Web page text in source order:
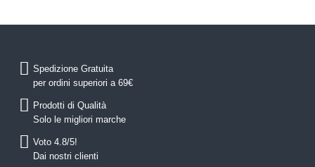
Spedizione Gratuita
per ordini superiori a 69€
Prodotti di Qualità
Solo le migliori marche
Voto 4.8/5!
Dai nostri clienti